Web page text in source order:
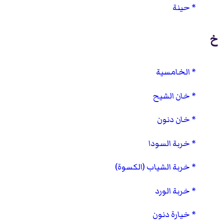
حينة
خ
الخامسية
خان الشيح
خان دنون
خربة السودا
خربة الشياب (الكسوة)
خربة الورد
خيارة دنون